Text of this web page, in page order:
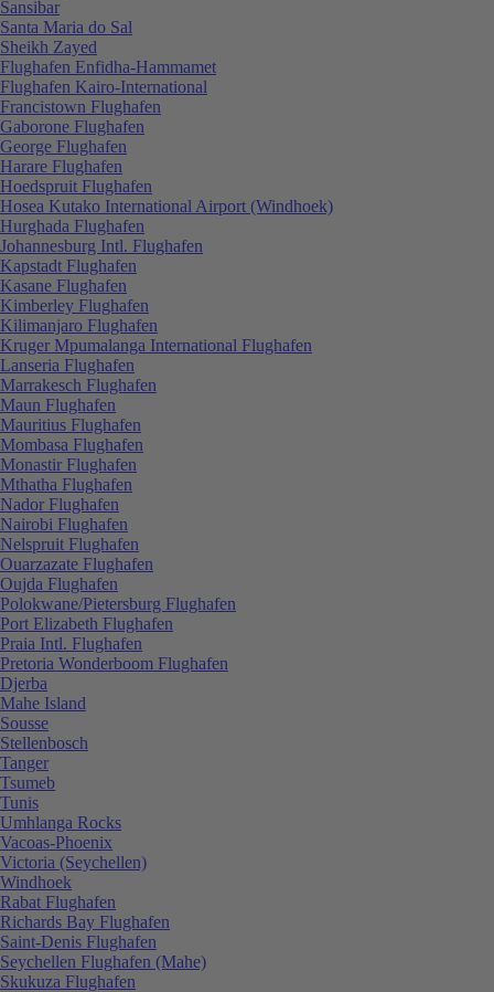
Sansibar
Santa Maria do Sal
Sheikh Zayed
Flughafen Enfidha-Hammamet
Flughafen Kairo-International
Francistown Flughafen
Gaborone Flughafen
George Flughafen
Harare Flughafen
Hoedspruit Flughafen
Hosea Kutako International Airport (Windhoek)
Hurghada Flughafen
Johannesburg Intl. Flughafen
Kapstadt Flughafen
Kasane Flughafen
Kimberley Flughafen
Kilimanjaro Flughafen
Kruger Mpumalanga International Flughafen
Lanseria Flughafen
Marrakesch Flughafen
Maun Flughafen
Mauritius Flughafen
Mombasa Flughafen
Monastir Flughafen
Mthatha Flughafen
Nador Flughafen
Nairobi Flughafen
Nelspruit Flughafen
Ouarzazate Flughafen
Oujda Flughafen
Polokwane/Pietersburg Flughafen
Port Elizabeth Flughafen
Praia Intl. Flughafen
Pretoria Wonderboom Flughafen
Djerba
Mahe Island
Sousse
Stellenbosch
Tanger
Tsumeb
Tunis
Umhlanga Rocks
Vacoas-Phoenix
Victoria (Seychellen)
Windhoek
Rabat Flughafen
Richards Bay Flughafen
Saint-Denis Flughafen
Seychellen Flughafen (Mahe)
Skukuza Flughafen